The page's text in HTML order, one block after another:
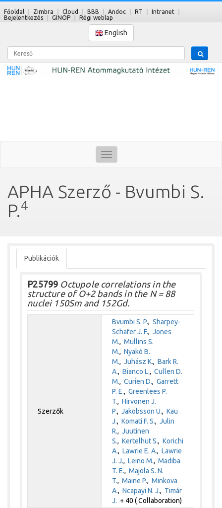
Főoldal Zimbra Cloud BBB Andoc RT
Intranet
Bejelentkezés
GINOP Régi weblap
English
Kereső
Toggle
navigation
APHA Szerző - Bvumbi S.
P.4
Publikációk
P25799 Octupole correlations in the
structure of O+2 bands in the N = 88
nuclei 150Sm and 152Gd.
Szerzők
Bvumbi S. P.,Sharpey-
Schafer J. F.,Jones
M.,Mullins S.
M.,Nyakó B.
M.,Juhász K.,Bark R.
A.,Bianco L.,Cullen D.
M.,Curien D.,Garrett
P. E.,Greenlees P.
T.,Hirvonen J.
P.,Jakobsson U.,Kau
J.,Komati F. S.,Julin
R.,Juutinen
S.,Kertelhut S.,Korichi
A.,Lawrie E. A.,Lawrie
J. J.,Leino M.,Madiba
T. E.,Majola S. N.
T.,Maine P.,Minkova
A.,Ncapayi N. J., Timár
J. + 40 ( Collaboration)